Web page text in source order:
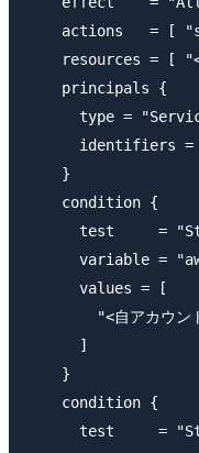
actions   = [
resources = [
    principals {
type =
identifiers =
    }
    condition {
test     =
variable =
      values = [
"<自アカウン
      ]
    }
    condition {
test     =